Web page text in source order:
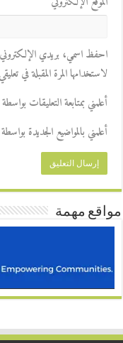
احفظ اسمي، بريدي
لاستخدامها المرة المقبلة في
أعلمني بمتابعة التعليقات
أعلمني بالمواضيع الجديدة
مواقع مهمة